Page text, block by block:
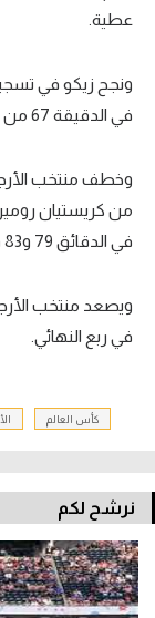
عطية.
ونجح زيكو في
في الدقيقة 67 من صناعة هيثم حسن.
وخطف منتخب
من كريستيان
في الدقائق 79 و83 و92 على التوالي.
ويصعد منتخب
في ربع النهائي.
كأس العالم
نرشح لكم